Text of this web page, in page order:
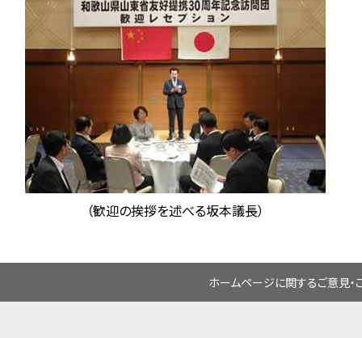
（歓迎の挨拶を述べる坂本議長）
ホームページに関するご意見・